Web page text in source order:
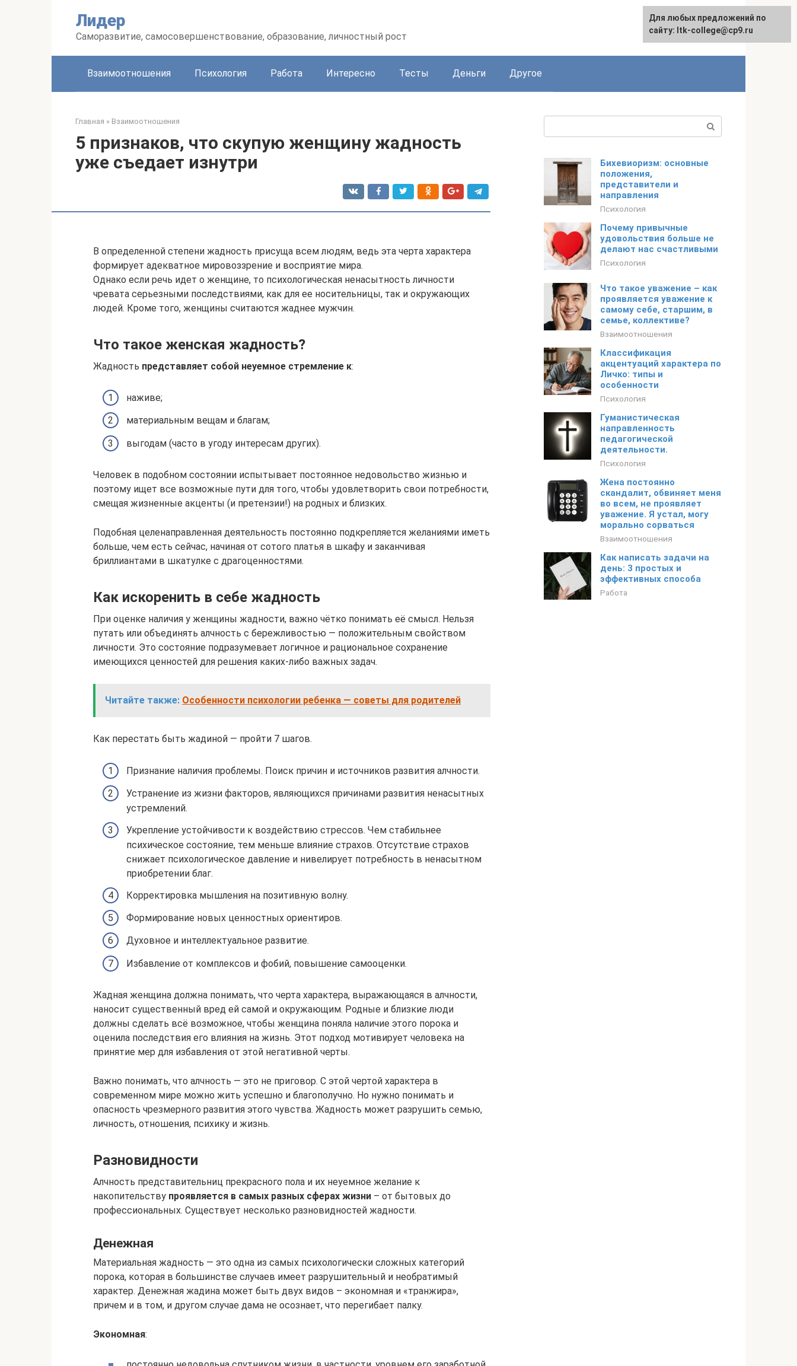
Лидер
Саморазвитие, самосовершенствование, образование, личностный рост
Взаимоотношения Психология Работа Интересно Тесты Деньги Другое
Главная » Взаимоотношения
5 признаков, что скупую женщину жадность
уже съедает изнутри
В определенной степени жадность присуща всем людям, ведь эта черта характера
формирует адекватное мировоззрение и восприятие мира.
Однако если речь идет о женщине, то психологическая ненасытность личности
чревата серьезными последствиями, как для ее носительницы, так и окружающих
людей. Кроме того, женщины считаются жаднее мужчин.
Что такое женская жадность?
Жадность представляет собой неуемное стремление к:
наживе;
материальным вещам и благам;
выгодам (часто в угоду интересам других).
Человек в подобном состоянии испытывает постоянное недовольство жизнью и
поэтому ищет все возможные пути для того, чтобы удовлетворить свои потребности,
смещая жизненные акценты (и претензии!) на родных и близких.
Подобная целенаправленная деятельность постоянно подкрепляется желаниями иметь
больше, чем есть сейчас, начиная от сотого платья в шкафу и заканчивая
бриллиантами в шкатулке с драгоценностями.
Как искоренить в себе жадность
При оценке наличия у женщины жадности, важно чётко понимать её смысл. Нельзя
путать или объединять алчность с бережливостью — положительным свойством
личности. Это состояние подразумевает логичное и рациональное сохранение
имеющихся ценностей для решения каких-либо важных задач.
Читайте также: Особенности психологии ребенка — советы для родителей
Как перестать быть жадиной — пройти 7 шагов.
Признание наличия проблемы. Поиск причин и источников развития алчности.
Устранение из жизни факторов, являющихся причинами развития ненасытных
устремлений.
Укрепление устойчивости к воздействию стрессов. Чем стабильнее
психическое состояние, тем меньше влияние страхов. Отсутствие страхов
снижает психологическое давление и нивелирует потребность в ненасытном
приобретении благ.
Корректировка мышления на позитивную волну.
Формирование новых ценностных ориентиров.
Духовное и интеллектуальное развитие.
Избавление от комплексов и фобий, повышение самооценки.
Жадная женщина должна понимать, что черта характера, выражающаяся в алчности,
наносит существенный вред ей самой и окружающим. Родные и близкие люди
должны сделать всё возможное, чтобы женщина поняла наличие этого порока и
оценила последствия его влияния на жизнь. Этот подход мотивирует человека на
принятие мер для избавления от этой негативной черты.
Важно понимать, что алчность — это не приговор. С этой чертой характера в
современном мире можно жить успешно и благополучно. Но нужно понимать и
опасность чрезмерного развития этого чувства. Жадность может разрушить семью,
личность, отношения, психику и жизнь.
Разновидности
Алчность представительниц прекрасного пола и их неуемное желание к
накопительству проявляется в самых разных сферах жизни – от бытовых до
профессиональных. Существует несколько разновидностей жадности.
Денежная
Материальная жадность — это одна из самых психологически сложных категорий
порока, которая в большинстве случаев имеет разрушительный и необратимый
характер. Денежная жадина может быть двух видов – экономная и «транжира»,
причем и в том, и другом случае дама не осознает, что перегибает палку.
Экономная:
Бихевиоризм: основные
положения,
представители и
направления
Психология
Почему привычные
удовольствия больше не
делают нас счастливыми
Психология
Что такое уважение – как
проявляется уважение к
самому себе, старшим, в
семье, коллективе?
Взаимоотношения
Классификация
акцентуаций характера по
Личко: типы и
особенности
Психология
Гуманистическая
направленность
педагогической
деятельности.
Психология
Жена постоянно
скандалит, обвиняет меня
во всем, не проявляет
уважение. Я устал, могу
морально сорваться
Взаимоотношения
Как написать задачи на
день: 3 простых и
эффективных способа
Работа
Для любых предложений по
сайту: ltk-college@cp9.ru